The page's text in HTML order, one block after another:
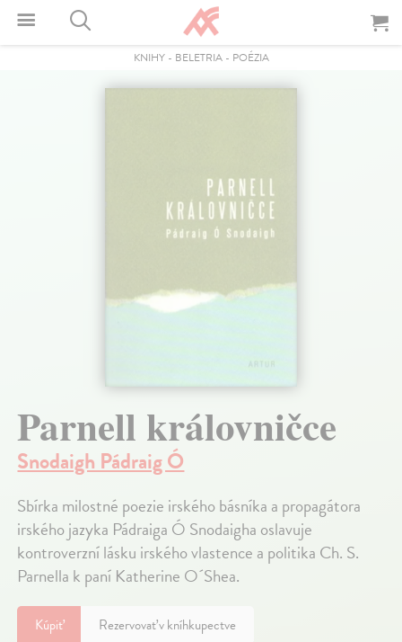
KNIHY- BELETRIA- POÉZIA
Parnell královničce
Snodaigh Pádraig Ó
Sbírka milostné poezie irského básníka a propagátora
irského jazyka Pádraiga Ó Snodaigha oslavuje
kontroverzní lásku irského vlastence a politika Ch. S.
Parnella k paní Katherine O´Shea.
Kúpiť Rezervovať v kníhkupectve